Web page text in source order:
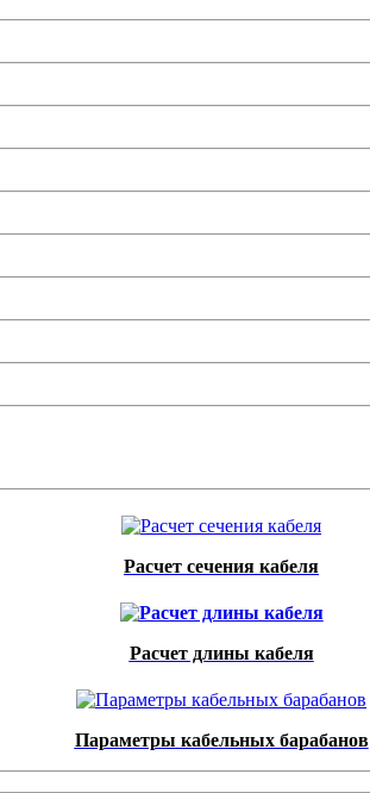
Расчет сечения кабеля
Расчет длины кабеля
Параметры кабельных барабанов